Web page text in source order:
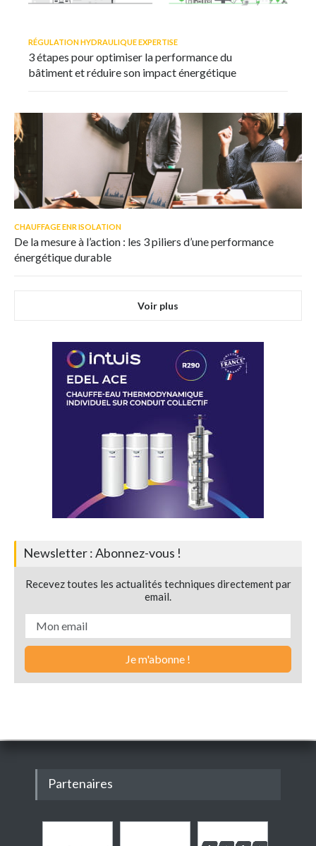
RÉGULATION HYDRAULIQUE EXPERTISE
3 étapes pour optimiser la performance du
bâtiment et réduire son impact énergétique
CHAUFFAGE ENR ISOLATION
De la mesure à l’action : les 3 piliers d’une performance
énergétique durable
Voir plus
Newsletter : Abonnez-vous !
Recevez toutes les actualités techniques directement par
email.
Partenaires